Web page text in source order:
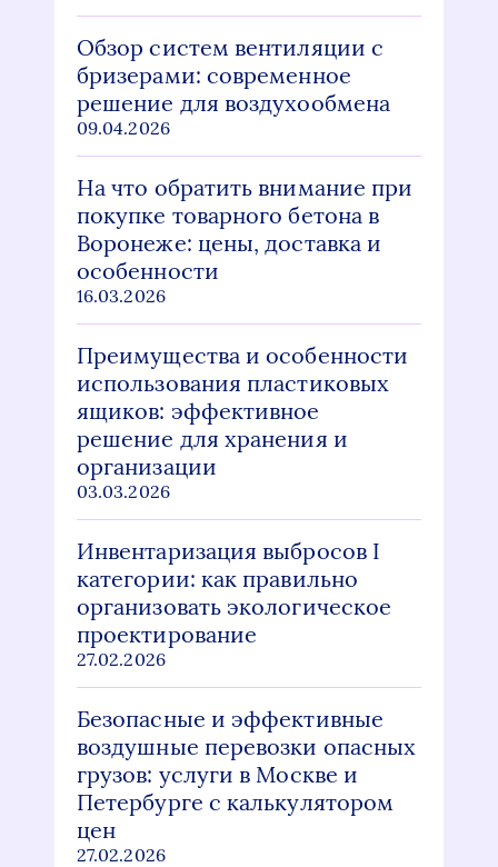
Обзор систем вентиляции с
бризерами: современное
решение для воздухообмена
09.04.2026
На что обратить внимание при
покупке товарного бетона в
Воронеже: цены, доставка и
особенности
16.03.2026
Преимущества и особенности
использования пластиковых
ящиков: эффективное
решение для хранения и
организации
03.03.2026
Инвентаризация выбросов I
категории: как правильно
организовать экологическое
проектирование
27.02.2026
Безопасные и эффективные
воздушные перевозки опасных
грузов: услуги в Москве и
Петербурге с калькулятором
цен
27.02.2026